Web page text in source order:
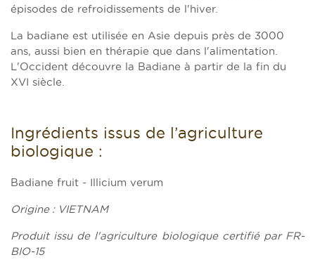
épisodes de refroidissements de l'hiver.
La badiane est utilisée en Asie depuis près de 3000
ans, aussi bien en thérapie que dans l'alimentation.
L'Occident découvre la Badiane à partir de la fin du
XVI siècle.
Ingrédients issus de l’agriculture
biologique :
Badiane fruit - Illicium verum
Origine : VIETNAM
Produit issu de l'agriculture biologique certifié par FR-
BIO-15